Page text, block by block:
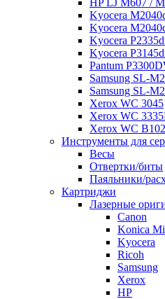
Kyocera
Kyocera
Kyocera
Kyocera
Pantum
Samsung SL-
Samsung SL-
Xerox WC 3045
Xerox WC
Xerox WC
Инструменты для
Весы
Отвертки/биты
Паяльники/
Картриджи
Лазерные
Canon
Konica
Kyocera
Ricoh
Samsung
Xerox
НР